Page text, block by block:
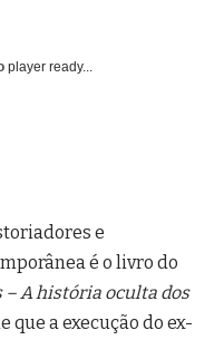
player ready...
e
é o livro do
– A história oculta dos
que a execução do ex-